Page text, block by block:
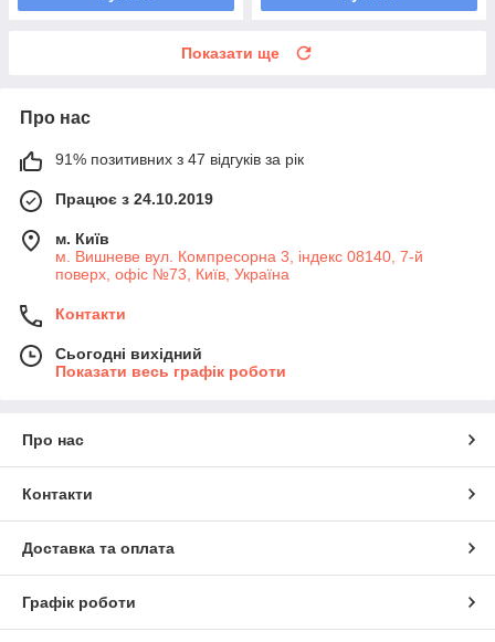
Показати ще
Про нас
91% позитивних з 47 відгуків за рік
Працює з 24.10.2019
м. Київ
м. Вишневе вул. Компресорна 3, індекс 08140, 7-й
поверх, офіс №73, Київ, Україна
Контакти
Сьогодні вихідний
Показати весь графік роботи
Про нас
Контакти
Доставка та оплата
Графік роботи